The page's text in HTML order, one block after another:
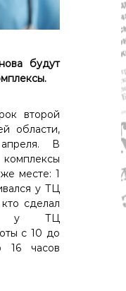
будут
второй
области,
В
месте: 1
у ТЦ
сделал
у ТЦ
с 10 до
часов